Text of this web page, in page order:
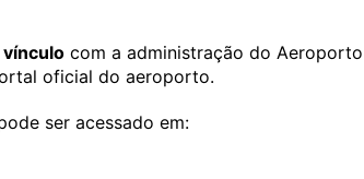
com a administração do Aeroporto
oficial do aeroporto.
ser acessado em: